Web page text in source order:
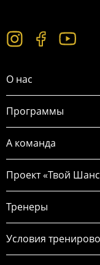
О нас
Программы
А команда
Проект «Твой
Тренеры
Условия